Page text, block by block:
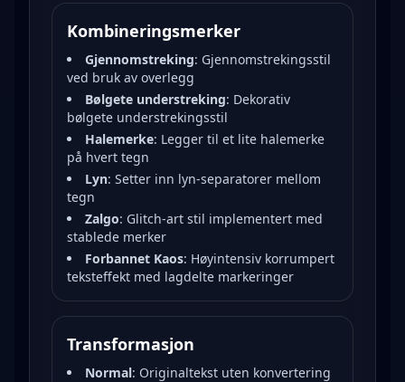
Kombineringsmerker
Gjennomstreking: Gjennomstrekingsstil
ved bruk av overlegg
Bølgete understreking: Dekorativ
bølgete understrekingsstil
Halemerke: Legger til et lite halemerke
på hvert tegn
Lyn: Setter inn lyn-separatorer mellom
tegn
Zalgo: Glitch-art stil implementert med
stablede merker
Forbannet Kaos: Høyintensiv korrumpert
teksteffekt med lagdelte markeringer
Transformasjon
Normal: Originaltekst uten konvertering